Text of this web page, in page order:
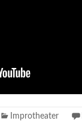
Improtheater